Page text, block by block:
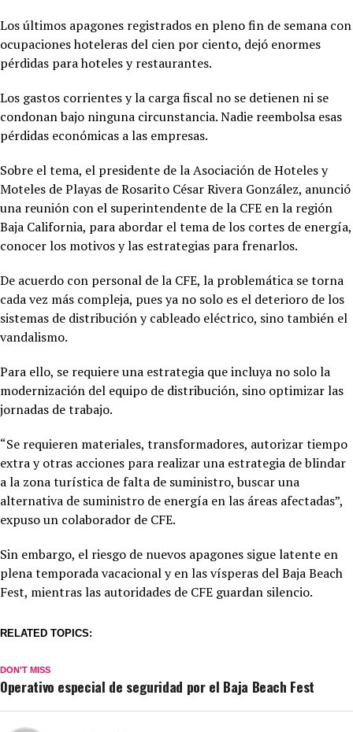
Los últimos apagones registrados en pleno fin de semana con
ocupaciones hoteleras del cien por ciento, dejó enormes
pérdidas para hoteles y restaurantes.
Los gastos corrientes y la carga fiscal no se detienen ni se
condonan bajo ninguna circunstancia. Nadie reembolsa esas
pérdidas económicas a las empresas.
Sobre el tema, el presidente de la Asociación de Hoteles y
Moteles de Playas de Rosarito César Rivera González, anunció
una reunión con el superintendente de la CFE en la región
Baja California, para abordar el tema de los cortes de energía,
conocer los motivos y las estrategias para frenarlos.
De acuerdo con personal de la CFE, la problemática se torna
cada vez más compleja, pues ya no solo es el deterioro de los
sistemas de distribución y cableado eléctrico, sino también el
vandalismo.
Para ello, se requiere una estrategia que incluya no solo la
modernización del equipo de distribución, sino optimizar las
jornadas de trabajo.
“Se requieren materiales, transformadores, autorizar tiempo
extra y otras acciones para realizar una estrategia de blindar
a la zona turística de falta de suministro, buscar una
alternativa de suministro de energía en las áreas afectadas”,
expuso un colaborador de CFE.
Sin embargo, el riesgo de nuevos apagones sigue latente en
plena temporada vacacional y en las vísperas del Baja Beach
Fest, mientras las autoridades de CFE guardan silencio.
RELATED TOPICS:
DON'T MISS
Operativo especial de seguridad por el Baja Beach Fest